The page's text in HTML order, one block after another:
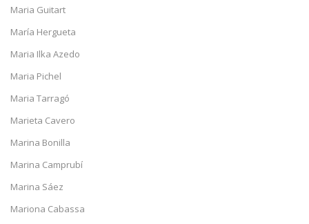
Maria Guitart
María Hergueta
Maria Ilka Azedo
Maria Pichel
Maria Tarragó
Marieta Cavero
Marina Bonilla
Marina Camprubí
Marina Sáez
Mariona Cabassa